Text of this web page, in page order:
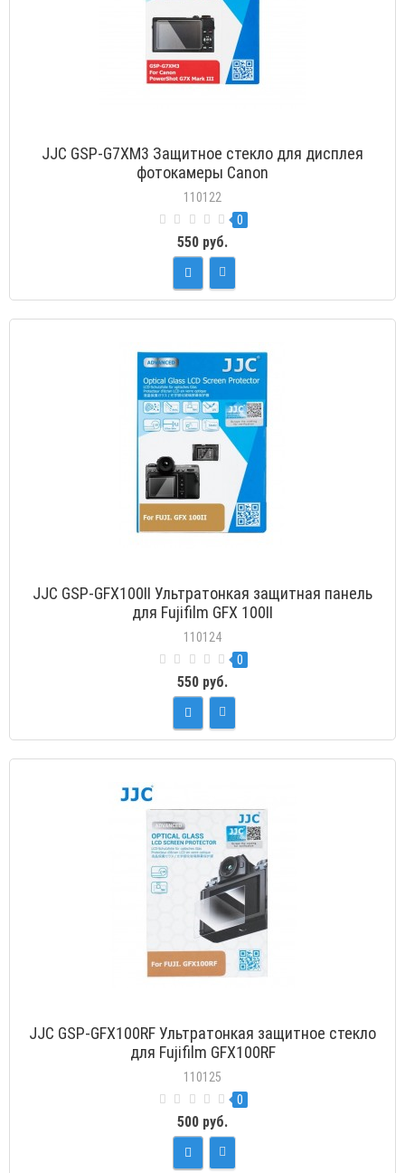
JJC GSP-G7XM3 Защитное стекло для дисплея
фотокамеры Canon
110122
0
550 руб.
JJC GSP-GFX100II Ультратонкая защитная панель
для Fujifilm GFX 100II
110124
0
550 руб.
JJC GSP-GFX100RF Ультратонкая защитное стекло
для Fujifilm GFX100RF
110125
0
500 руб.